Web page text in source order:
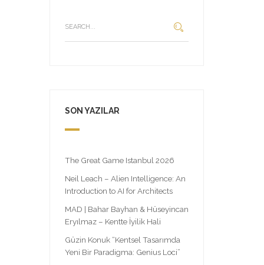
SON YAZILAR
The Great Game Istanbul 2026
Neil Leach – Alien Intelligence: An
Introduction to AI for Architects
MAD | Bahar Bayhan & Hüseyincan
Eryılmaz – Kentte İyilik Hali
Güzin Konuk “Kentsel Tasarımda
Yeni Bir Paradigma: Genius Loci”